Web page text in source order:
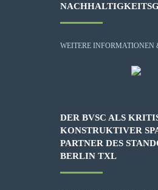
WEITERE
DER BVSC ALS
KONSTRUKTIVER
PARTNER DES
BERLIN TXL